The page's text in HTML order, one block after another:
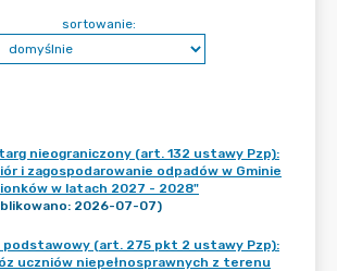
sortowanie:
nieograniczony (art. 132 ustawy Pzp):
i zagospodarowanie odpadów w Gminie
w latach 2027 - 2028"
2026-07-07)
podstawowy (art. 275 pkt 2 ustawy Pzp):
uczniów niepełnosprawnych z terenu